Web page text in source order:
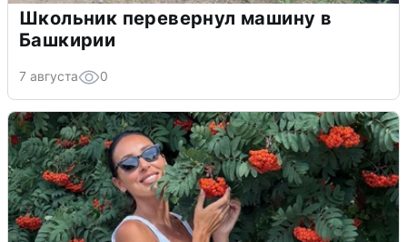
Школьник перевернул машину в
Башкирии
7 августа 0